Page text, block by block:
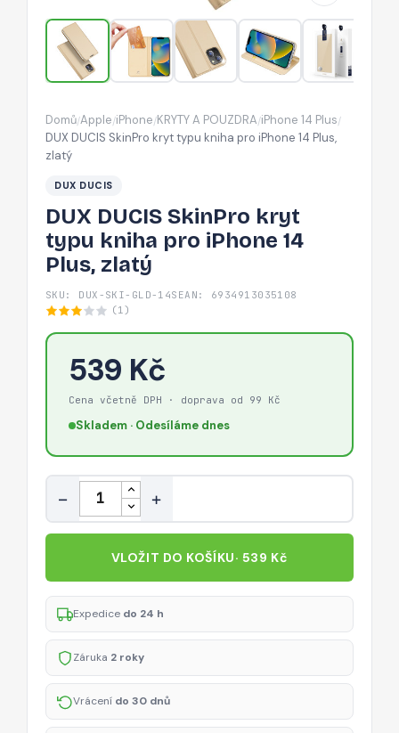
pro
iPhone
14
Plus,
Domů/Apple/iPhone/KRYTY A POUZDRA/iPhone 14 Plus/
DUX DUCIS SkinPro kryt typu kniha pro iPhone 14 Plus,
zlatý
DUX DUCIS
DUX DUCIS SkinPro kryt
typu kniha pro iPhone 14
Plus, zlatý
SKU: DUX-SKI-GLD-14S EAN: 6934913035108
(1)
539 Kč
Cena včetně DPH · doprava od 99 Kč
Skladem · Odesíláme dnes
Množství
− +
VLOŽIT DO KOŠÍKU· 539 Kč
Expedice do 24 h
Záruka 2 roky
Vrácení do 30 dnů